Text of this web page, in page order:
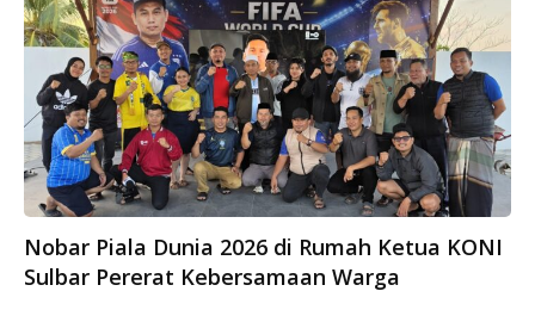
Nobar Piala Dunia 2026 di Rumah Ketua KONI
Sulbar Pererat Kebersamaan Warga